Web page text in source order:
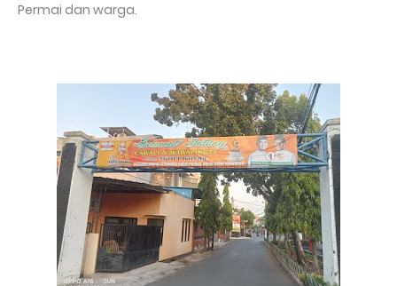
Permai dan warga.